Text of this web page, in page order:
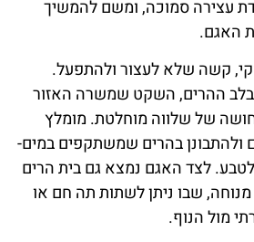
עצירה סמוכה, ומשם להמשיך
האגם.
קשה שלא לעצור ולהתפעל.
ההרים, השקט שמשרה האזור
של שלווה מוחלטת. מומלץ
בהרים שמשתקפים במים-
לצד האגם נמצא גם בית הרים
שבו ניתן לשתות תה חם או
מול הנוף.